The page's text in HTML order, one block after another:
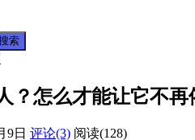
索
？怎么才能让它不再
9日 评论(3) 阅读(128)